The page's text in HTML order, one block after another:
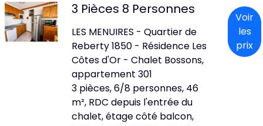
3 Pièces 8 Personnes
LES MENUIRES - Quartier de
Reberty 1850 - Résidence Les
Côtes d'Or - Chalet Bossons,
appartement 301
3 pièces, 6/8 personnes, 46
m², RDC depuis l'entrée du
chalet, étage côté balcon,
Voir
les
prix